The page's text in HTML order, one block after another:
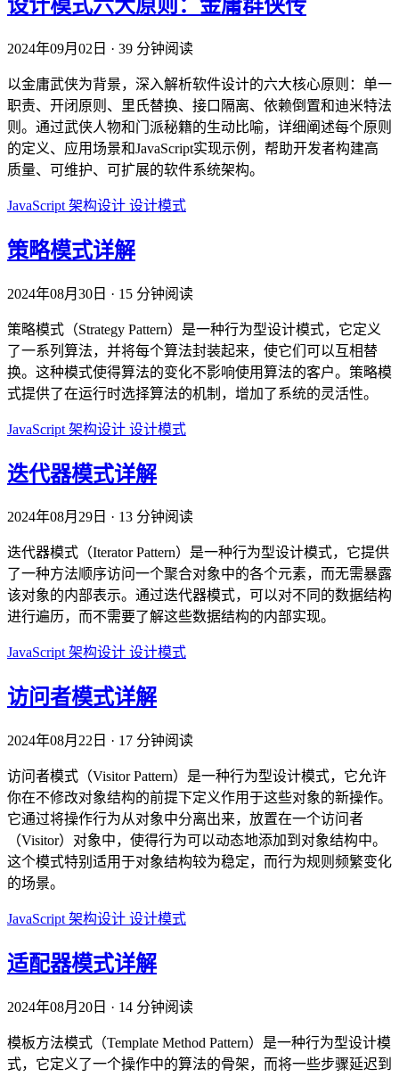
设计模式六大原则：金庸群侠传
2024年09月02日 · 39 分钟阅读
以金庸武侠为背景，深入解析软件设计的六大核心原则：单一
职责、开闭原则、里氏替换、接口隔离、依赖倒置和迪米特法
则。通过武侠人物和门派秘籍的生动比喻，详细阐述每个原则
的定义、应用场景和JavaScript实现示例，帮助开发者构建高
质量、可维护、可扩展的软件系统架构。
JavaScript 架构设计 设计模式
策略模式详解
2024年08月30日 · 15 分钟阅读
策略模式（Strategy Pattern）是一种行为型设计模式，它定义
了一系列算法，并将每个算法封装起来，使它们可以互相替
换。这种模式使得算法的变化不影响使用算法的客户。策略模
式提供了在运行时选择算法的机制，增加了系统的灵活性。
JavaScript 架构设计 设计模式
迭代器模式详解
2024年08月29日 · 13 分钟阅读
迭代器模式（Iterator Pattern）是一种行为型设计模式，它提供
了一种方法顺序访问一个聚合对象中的各个元素，而无需暴露
该对象的内部表示。通过迭代器模式，可以对不同的数据结构
进行遍历，而不需要了解这些数据结构的内部实现。
JavaScript架构设计 设计模式
访问者模式详解
2024年08月22日 · 17 分钟阅读
访问者模式（Visitor Pattern）是一种行为型设计模式，它允许
你在不修改对象结构的前提下定义作用于这些对象的新操作。
它通过将操作行为从对象中分离出来，放置在一个访问者
（Visitor）对象中，使得行为可以动态地添加到对象结构中。
这个模式特别适用于对象结构较为稳定，而行为规则频繁变化
的场景。
JavaScript 架构设计 设计模式
适配器模式详解
2024年08月20日 · 14 分钟阅读
模板方法模式（Template Method Pattern）是一种行为型设计模
式，它定义了一个操作中的算法的骨架，而将一些步骤延迟到